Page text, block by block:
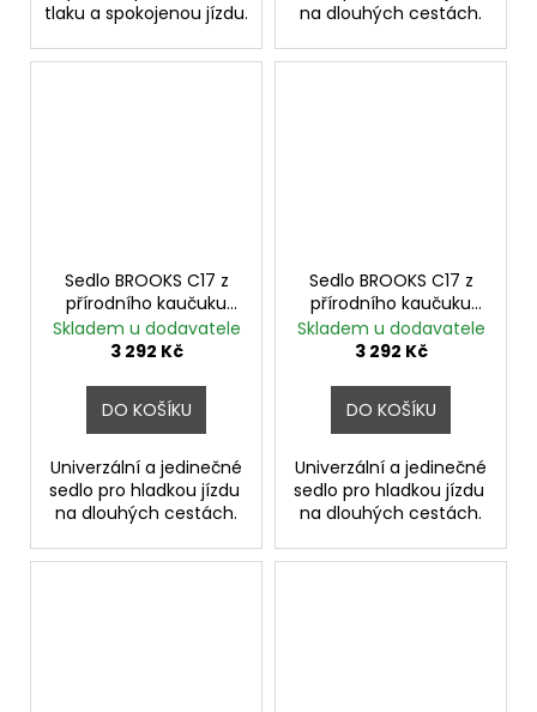
tlaku a spokojenou jízdu.
na dlouhých cestách.
Sedlo BROOKS C17 z
přírodního kaučuku
Mud Green
Skladem u dodavatele
3 292 Kč
DO KOŠÍKU
Univerzální a jedinečné
sedlo pro hladkou jízdu
na dlouhých cestách.
Sedlo BROOKS C17 z
přírodního kaučuku
Octane
Skladem u dodavatele
3 292 Kč
DO KOŠÍKU
Univerzální a jedinečné
sedlo pro hladkou jízdu
na dlouhých cestách.